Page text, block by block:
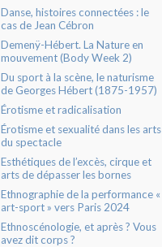
Danse, histoires connectées : le
cas de Jean Cébron
Demenÿ-Hébert. La Nature en
mouvement (Body Week 2)
Du sport à la scène, le naturisme
de Georges Hébert (1875-1957)
Érotisme et radicalisation
Érotisme et sexualité dans les arts
du spectacle
Esthétiques de l’excès, cirque et
arts de dépasser les bornes
Ethnographie de la performance «
art-sport » vers Paris 2024
Ethnoscénologie, et après ? Vous
avez dit corps ?